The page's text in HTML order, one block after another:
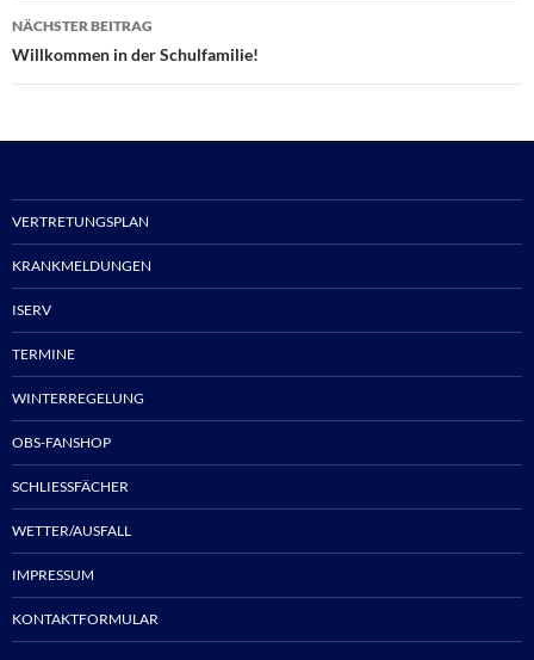
NÄCHSTER BEITRAG
Willkommen in der Schulfamilie!
VERTRETUNGSPLAN
KRANKMELDUNGEN
ISERV
TERMINE
WINTERREGELUNG
OBS-FANSHOP
SCHLIESSFÄCHER
WETTER/AUSFALL
IMPRESSUM
KONTAKTFORMULAR